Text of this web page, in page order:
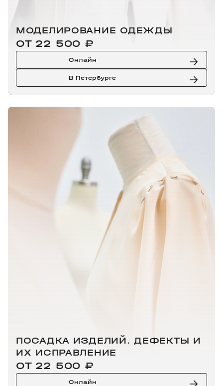
МОДЕЛИРОВАНИЕ ОДЕЖДЫ
ОТ 22 500 ₽
Онлайн
В Петербурге
ПОСАДКА ИЗДЕЛИЙ. ДЕФЕКТЫ И
ИХ ИСПРАВЛЕНИЕ
ОТ 22 500 ₽
Онлайн